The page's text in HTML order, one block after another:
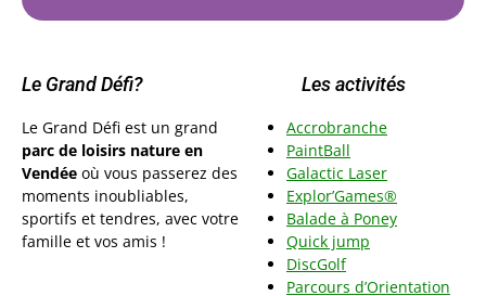
Le Grand Défi?
Le Grand Défi est un grand
parc de loisirs nature en
Vendée où vous passerez des
moments inoubliables,
sportifs et tendres, avec votre
famille et vos amis !
Les activités
Accrobranche
PaintBall
Galactic Laser
Explor’Games®
Balade à Poney
Quick jump
DiscGolf
Parcours d’Orientation